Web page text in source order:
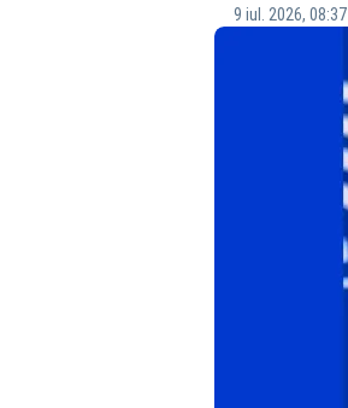
9 iul. 2026, 08:37